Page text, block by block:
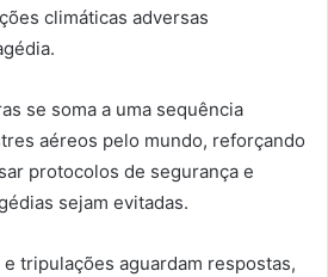
climáticas adversas
se soma a uma sequência
aéreos pelo mundo, reforçando
protocolos de segurança e
sejam evitadas.
tripulações aguardam respostas,